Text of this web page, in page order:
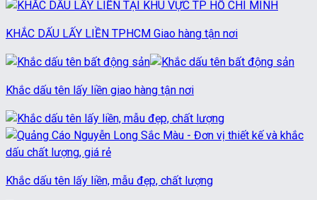
KHẮC DẤU LẤY LIỀN TPHCM Giao hàng tận nơi
Khắc dấu tên lấy liền giao hàng tận nơi
Khắc dấu tên lấy liền, mẫu đẹp, chất lượng